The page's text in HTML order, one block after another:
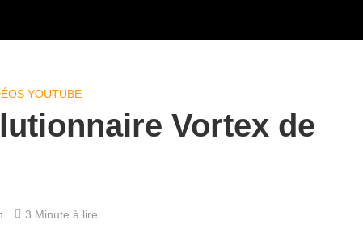
YOUTUBE
Vortex de
3 Minute à lire